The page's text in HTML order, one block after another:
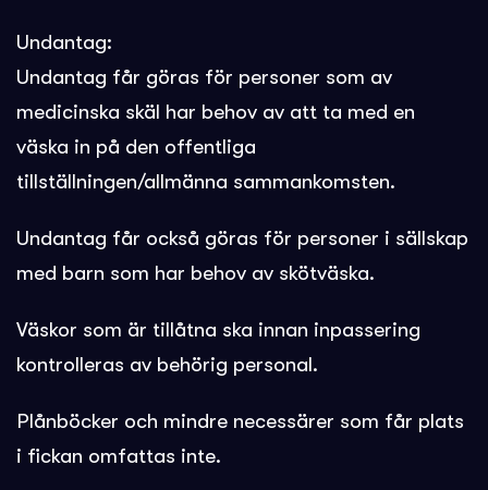
Undantag:
Undantag får göras för personer som av
medicinska skäl har behov av att ta med en
väska in på den offentliga
tillställningen/allmänna sammankomsten.
Undantag får också göras för personer i sällskap
med barn som har behov av skötväska.
Väskor som är tillåtna ska innan inpassering
kontrolleras av behörig personal.
Plånböcker och mindre necessärer som får plats
i fickan omfattas inte.